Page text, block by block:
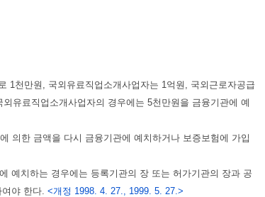
1천만원, 국외유료직업소개사업자는 1억원, 국외근로자공급
유료직업소개사업자의 경우에는 5천만원을 금융기관에 예
의한 금액을 다시 금융기관에 예치하거나 보증보험에 가입
예치하는 경우에는 등록기관의 장 또는 허가기관의 장과 공
야 한다. <개정 1998. 4. 27., 1999. 5. 27.>